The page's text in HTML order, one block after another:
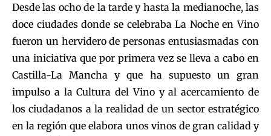
Desde las ocho de la tarde y hasta la medianoche, las
doce ciudades donde se celebraba La Noche en Vino
fueron un hervidero de personas entusiasmadas con
una iniciativa que por primera vez se lleva a cabo en
Castilla-La Mancha y que ha supuesto un gran
impulso a la Cultura del Vino y al acercamiento de
los ciudadanos a la realidad de un sector estratégico
en la región que elabora unos vinos de gran calidad y